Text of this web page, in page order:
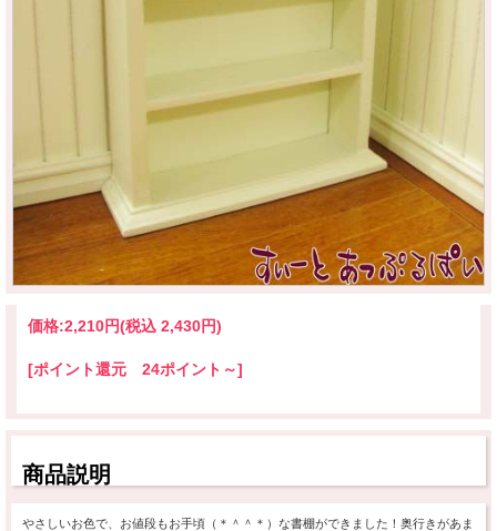
価格:2,210円(税込 2,430円)
[ポイント還元 24ポイント～]
商品説明
やさしいお色で、お値段もお手頃（＊＾＾＊）な書棚ができました！奥行きがあま